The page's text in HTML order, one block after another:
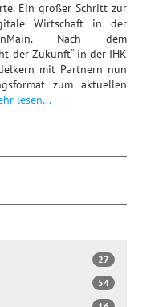
Ein großer Schritt zur
Wirtschaft in der
Nach dem
der Zukunft“ in der IHK
mit Partnern nun
zum aktuellen
lesen...
27
54